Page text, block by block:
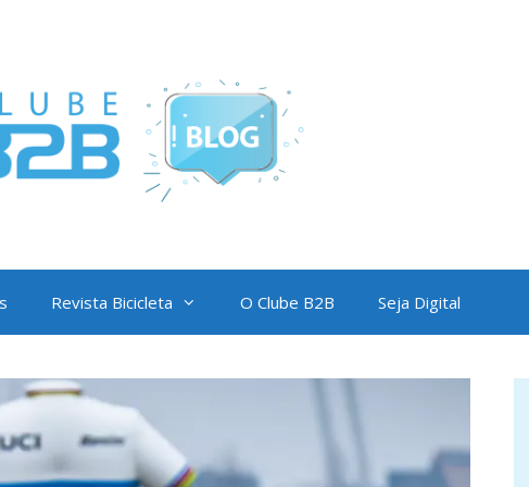
Revista Bicicleta O Clube B2B Seja Digital